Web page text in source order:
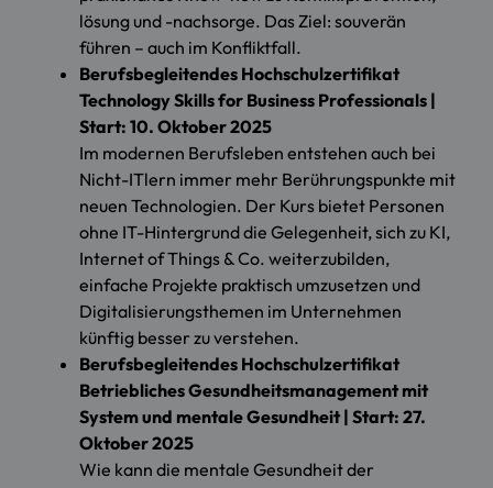
lösung und -nachsorge. Das Ziel: souverän
führen – auch im Konfliktfall.
Berufsbegleitendes Hochschulzertifikat
Technology Skills for Business Professionals |
Start: 10. Oktober 2025
Im modernen Berufsleben entstehen auch bei
Nicht-ITlern immer mehr Berührungspunkte mit
neuen Technologien. Der Kurs bietet Personen
ohne IT-Hintergrund die Gelegenheit, sich zu KI,
Internet of Things & Co. weiterzubilden,
einfache Projekte praktisch umzusetzen und
Digitalisierungsthemen im Unternehmen
künftig besser zu verstehen.
Berufsbegleitendes Hochschulzertifikat
Betriebliches Gesundheitsmanagement mit
System und mentale Gesundheit | Start: 27.
Oktober 2025
Wie kann die mentale Gesundheit der